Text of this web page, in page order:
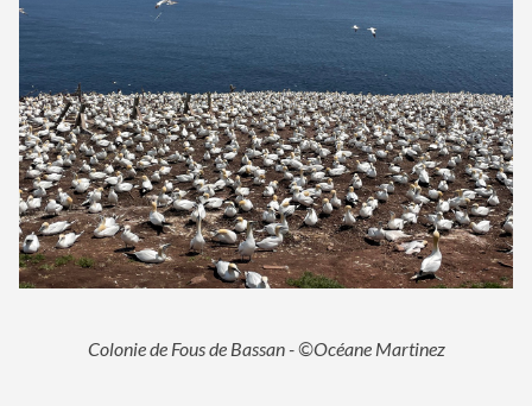
Colonie de Fous de Bassan - ©Océane Martinez